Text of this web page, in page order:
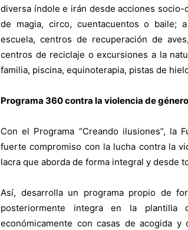
diversa índole e irán desde acciones
de magia, circo, cuentacuentos o baile;
escuela, centros de recuperación de
centros de reciclaje o excursiones a la
familia, piscina, equinoterapia, pistas de
Programa 360 contra la violencia de género
Con el Programa “Creando ilusiones”, la
fuerte compromiso con la lucha contra la
lacra que aborda de forma integral y desde
Así, desarrolla un programa propio de
posteriormente integra en la plantilla
económicamente con casas de acogida